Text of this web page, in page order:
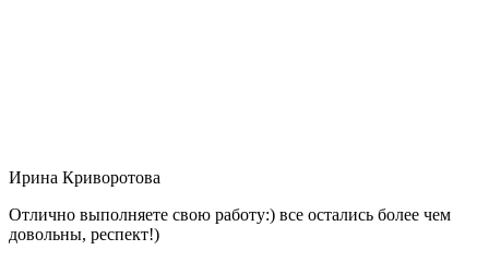
Ирина Криворотова
Отлично выполняете свою работу:) все остались более чем
довольны, респект!)